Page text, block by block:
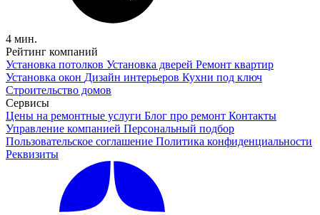
4 мин.
Рейтинг компаний
Установка потолков Установка дверей Ремонт квартир
Установка окон Дизайн интерьеров Кухни под ключ
Строительство домов
Сервисы
Цены на ремонтные услуги Блог про ремонт Контакты
Управление компанией Персональный подбор
Пользовательское соглашение Политика конфиденциальности
Реквизиты